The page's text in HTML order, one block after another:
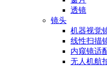
透镜
镜头
机器视觉
线性扫描
内窥镜适
无人机航